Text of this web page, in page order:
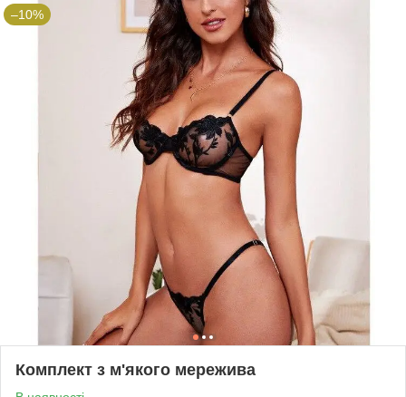
–10%
Комплект з м'якого мережива